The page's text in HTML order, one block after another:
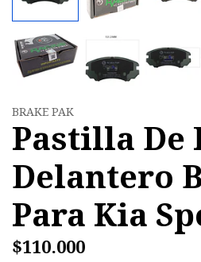
BRAKE PAK
Pastilla De
Delantero
Para Kia
$110.000